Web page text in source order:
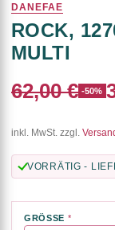
DANEFAE
ROCK,
MULTI
62,00 € -50%
inkl. MwSt. zzgl.
VORRÄTIG -
GRÖSSE